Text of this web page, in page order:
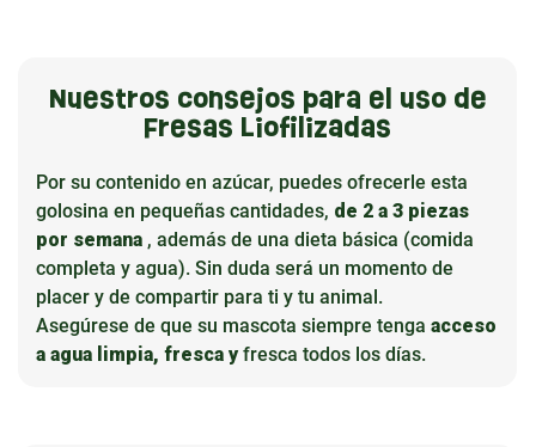
Nuestros consejos para el uso de
Fresas Liofilizadas
Por su contenido en azúcar, puedes ofrecerle esta
golosina en pequeñas cantidades, de 2 a 3 piezas
por semana , además de una dieta básica (comida
completa y agua). Sin duda será un momento de
placer y de compartir para ti y tu animal.
Asegúrese de que su mascota siempre tenga acceso
a agua limpia, fresca yfresca todos los días.